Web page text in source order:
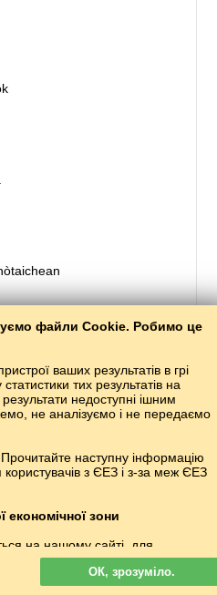
файли Cookie. Робимо це
ваших результатів в грі
статистики тих результатів на
результати недоступні ішним
не аналізуємо і не передаємо
наступну інформацію
з ЄЕЗ і з-за меж ЄЕЗ
економічної зони
на нашому сайті, для
У такій рекламі файли
персоналізації оголошень, але
показів, підготовки зведених
ОК, зрозуміло.